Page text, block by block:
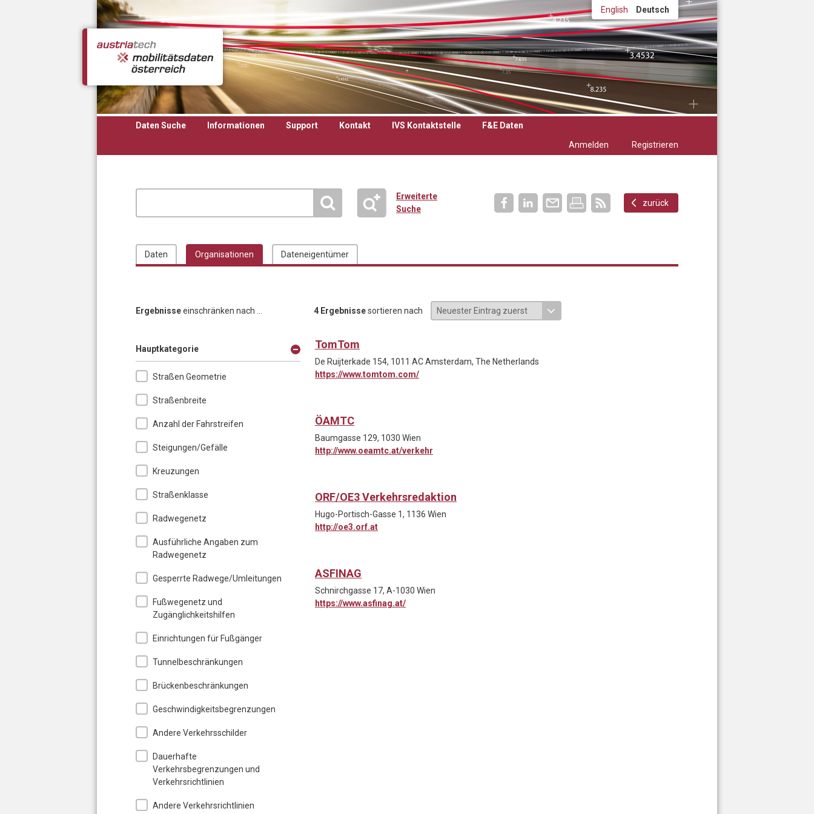
English Deutsch
Daten Suche Informationen Support Kontakt IVS Kontaktstelle
F&E Daten
Anmelden
Registrieren
Erweiterte
Suche
zurück
Daten Organisationen Dateneigentümer
Ergebnisseeinschränken nach ... 4 Ergebnissesortieren nach
Ausblenden
Hauptkategorie
Straßen Geometrie
Straßenbreite
Anzahl der Fahrstreifen
Steigungen/Gefälle
Kreuzungen
Straßenklasse
Radwegenetz
Ausführliche Angaben zum
Radwegenetz
Gesperrte Radwege/Umleitungen
Fußwegenetz und
Zugänglichkeitshilfen
Einrichtungen für Fußgänger
Tunnelbeschränkungen
Brückenbeschränkungen
Geschwindigkeitsbegrenzungen
Andere Verkehrsschilder
Dauerhafte
Verkehrsbegrenzungen und
Verkehrsrichtlinien
Andere Verkehrsrichtlinien
TomTom
De Ruijterkade 154, 1011 AC Amsterdam, The Netherlands
https://www.tomtom.com/
ÖAMTC
Baumgasse 129, 1030 Wien
http://www.oeamtc.at/verkehr
ORF/OE3 Verkehrsredaktion
Hugo-Portisch-Gasse 1, 1136 Wien
http://oe3.orf.at
ASFINAG
Schnirchgasse 17, A-1030 Wien
https://www.asfinag.at/